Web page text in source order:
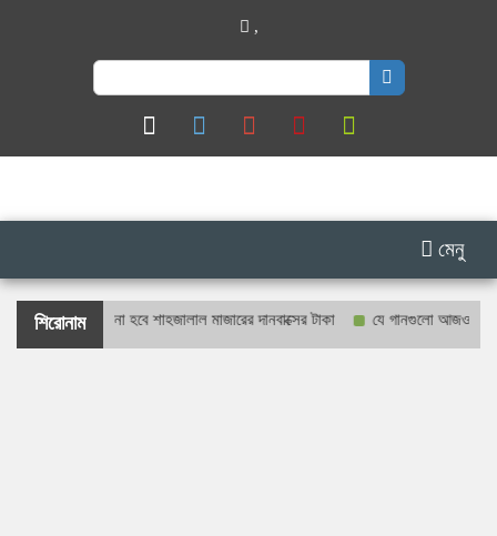
,
Search
for:
মেনু
শিরোনাম
প্রকাশ্যে গণনা হবে শাহজালাল মাজারের দানবাক্সের টাকা যে গানগুলো আজও ফিরিয়ে